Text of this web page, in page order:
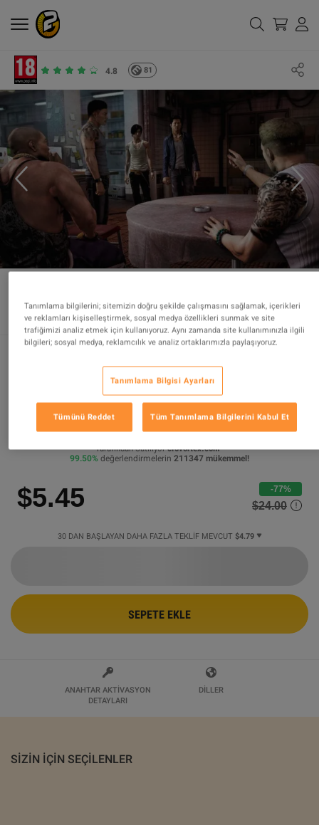
4.8 81
Sleeping Dogs Definitive Edition PC
Steam CD Key
Tarafından Satılıyor crovortex.com
99.50% değerlendirmelerin 211347 mükemmel!
$5.45 -77%
$24.00
30 DAN BAŞLAYAN DAHA FAZLA TEKLIF MEVCUT $4.79
SEPETE EKLE
ANAHTAR AKTIVASYON
DETAYLARI
DILLER
SIZIN IÇIN SEÇILENLER
Tanımlama bilgilerini; sitemizin doğru şekilde çalışmasını sağlamak, içerikleri
ve reklamları kişiselleştirmek, sosyal medya özellikleri sunmak ve site
trafiğimizi analiz etmek için kullanıyoruz. Aynı zamanda site kullanımınızla ilgili
bilgileri; sosyal medya, reklamcılık ve analiz ortaklarımızla paylaşıyoruz.
Tanımlama Bilgisi Ayarları
Tümünü Reddet Tüm Tanımlama Bilgilerini Kabul Et